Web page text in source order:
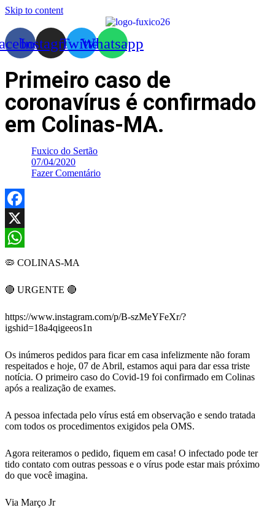
Skip to content
InstagramTwitterWhatsapp
Primeiro caso de
coronavírus é confirmado
em Colinas-MA.
Fuxico do Sertão
07/04/2020
Fazer Comentário
Facebook
X
WhatsApp
🦠 COLINAS-MA
🔴 URGENTE 🔴
https://www.instagram.com/p/B-szMeYFeXr/?
igshid=18a4qigeeos1n
Os inúmeros pedidos para ficar em casa infelizmente não foram
respeitados e hoje, 07 de Abril, estamos aqui para dar essa triste
notícia. O primeiro caso do Covid-19 foi confirmado em Colinas
após a realização de exames.
A pessoa infectada pelo vírus está em observação e sendo tratada
com todos os procedimentos exigidos pela OMS.
Agora reiteramos o pedido, fiquem em casa! O infectado pode ter
tido contato com outras pessoas e o vírus pode estar mais próximo
do que você imagina.
Via Março Jr